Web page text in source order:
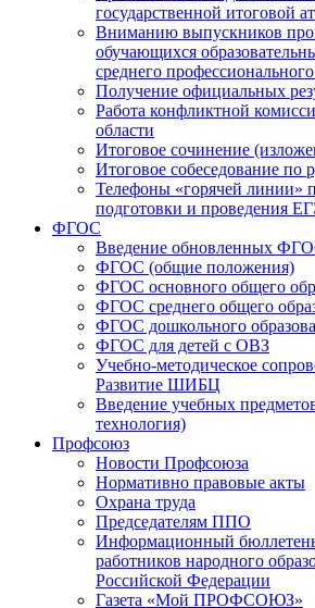
государственной итоговой
Вниманию выпускников
обучающихся
среднего
Получение официальных
Работа конфликтной
области
Итоговое сочинение
Итоговое собеседование по
Телефоны «горячей линии»
подготовки и проведения
ФГОС
Введение обновленных
ФГОС (общие положения)
ФГОС основного общего
ФГОС среднего общего
ФГОС дошкольного
ФГОС для детей с ОВЗ
Учебно-методическое
Развитие ШИБЦ
Введение учебных
технология)
Профсоюз
Новости Профсоюза
Нормативно правовые акты
Охрана труда
Председателям ППО
Информационный
работников народного
Российской Федерации
Газета «Мой ПРОФСОЮЗ»